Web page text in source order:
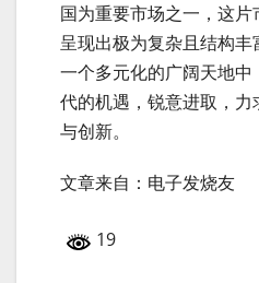
国为重要市场之一，这
呈现出极为复杂且结构
一个多元化的广阔天地
代的机遇，锐意进取，
与创新。
文章来自：电子发烧友
19